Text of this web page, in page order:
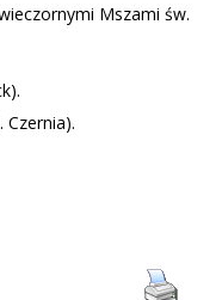
Mszami św.